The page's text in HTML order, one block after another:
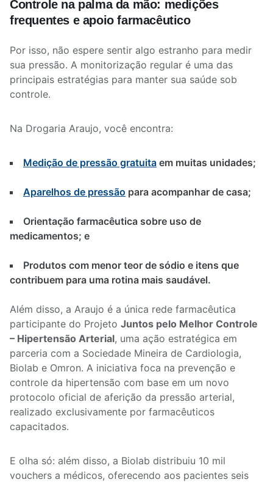
Controle na palma da mão: medições
frequentes e apoio farmacêutico
Por isso, não espere sentir algo estranho para medir
sua pressão. A monitorização regular é uma das
principais estratégias para manter sua saúde sob
controle.
Na Drogaria Araujo, você encontra:
Medição de pressão gratuita em muitas unidades;
Aparelhos de pressão para acompanhar de casa;
Orientação farmacêutica sobre uso de
medicamentos; e
Produtos com menor teor de sódio e itens que
contribuem para uma rotina mais saudável.
Além disso, a Araujo é a única rede farmacêutica
participante do Projeto Juntos pelo Melhor Controle
– Hipertensão Arterial, uma ação estratégica em
parceria com a Sociedade Mineira de Cardiologia,
Biolab e Omron. A iniciativa foca na prevenção e
controle da hipertensão com base em um novo
protocolo oficial de aferição da pressão arterial,
realizado exclusivamente por farmacêuticos
capacitados.
E olha só: além disso, a Biolab distribuiu 10 mil
vouchers a médicos, oferecendo aos pacientes seis